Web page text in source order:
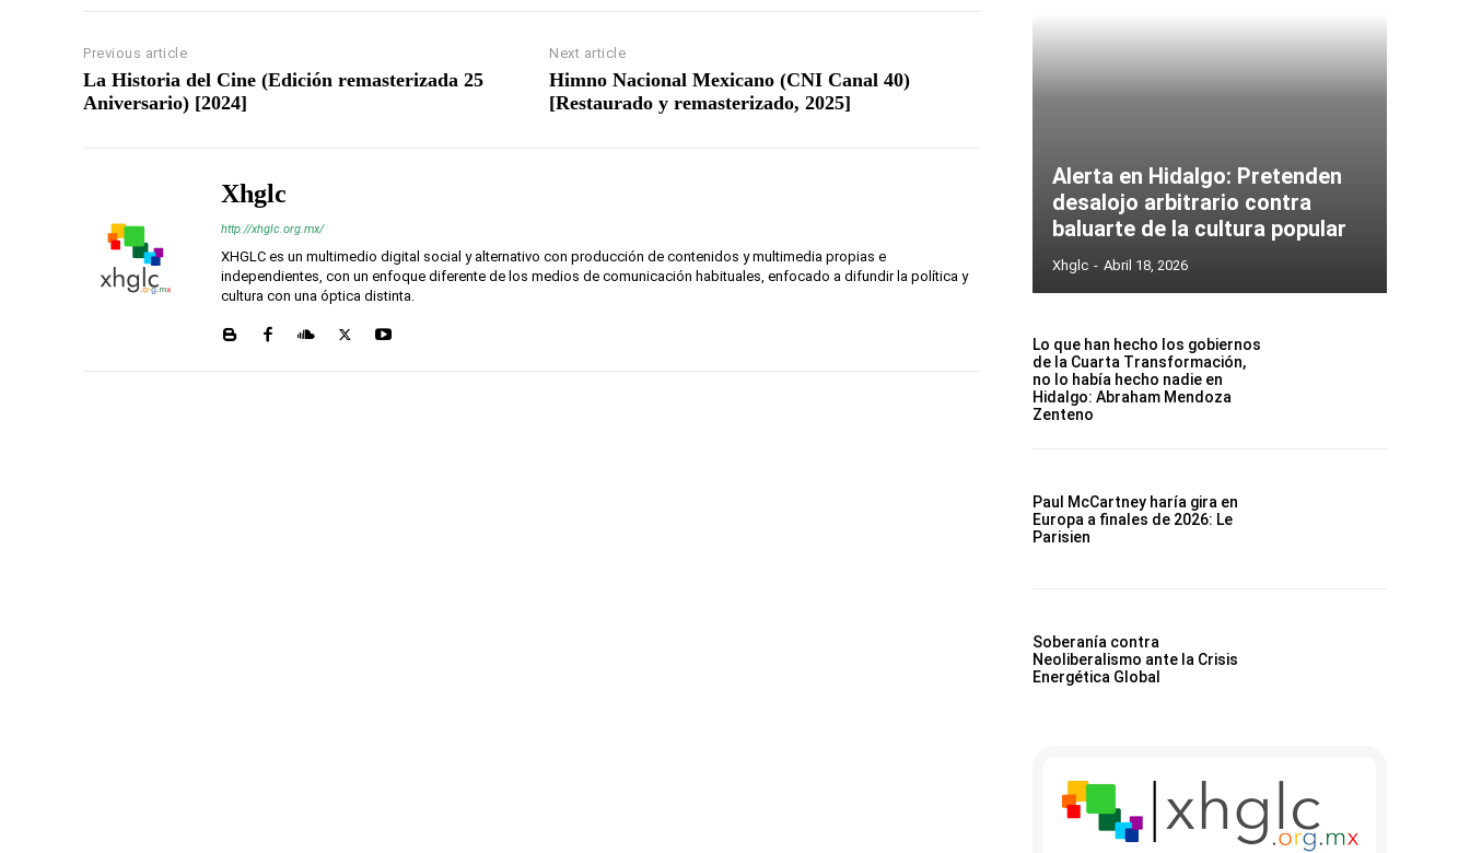
Previous article
La Historia del Cine (Edición remasterizada 25
Aniversario) [2024]
Next article
Himno Nacional Mexicano (CNI Canal 40)
[Restaurado y remasterizado, 2025]
Xhglc
http://xhglc.org.mx/
XHGLC es un multimedio digital social y alternativo con producción de contenidos y multimedia propias e
independientes, con un enfoque diferente de los medios de comunicación habituales, enfocado a difundir la política y
cultura con una óptica distinta.
Alerta en Hidalgo: Pretenden
desalojo arbitrario contra
baluarte de la cultura popular
Xhglc - Abril 18, 2026
Lo que han hecho los gobiernos
de la Cuarta Transformación,
no lo había hecho nadie en
Hidalgo: Abraham Mendoza
Zenteno
Paul McCartney haría gira en
Europa a finales de 2026: Le
Parisien
Soberanía contra
Neoliberalismo ante la Crisis
Energética Global